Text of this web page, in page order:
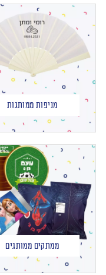
מניפות ממותגות
ממתקים ממותגים